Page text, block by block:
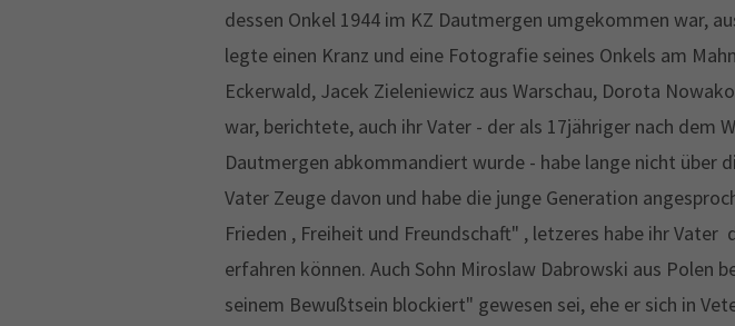
dessen Onkel 1944 im KZ Dautmergen umgekommen war,
legte einen Kranz und eine Fotografie seines Onkels am
Eckerwald, Jacek Zieleniewicz aus Warschau, Dorota
war, berichtete, auch ihr Vater - der als 17jähriger nach dem
Dautmergen abkommandiert wurde - habe lange nicht über
Vater Zeuge davon und habe die junge Generation
Frieden , Freiheit und Freundschaft" , letzeres habe ihr
erfahren können. Auch Sohn Miroslaw Dabrowski aus Polen
seinem Bewußtsein blockiert" gewesen sei, ehe er sich in